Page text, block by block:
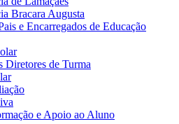
Bracara Augusta
e Encarregados de Educação
Diretores de Turma
e Apoio ao Aluno